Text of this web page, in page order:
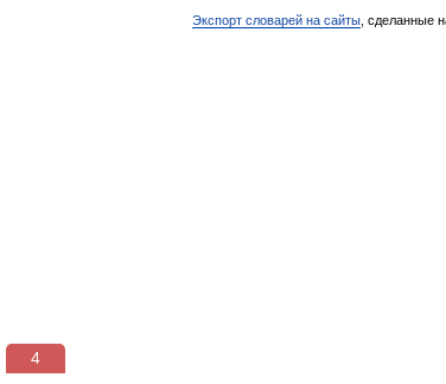
Экспорт словарей на сайты , сделанные
3